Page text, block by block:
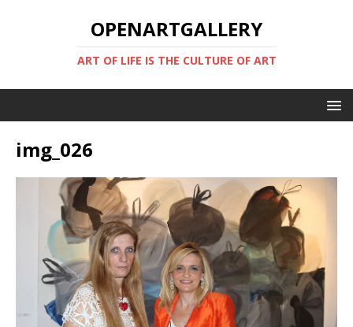
OPENARTGALLERY
ART OF LIFE IS THE CULTURE OF ART
img_026